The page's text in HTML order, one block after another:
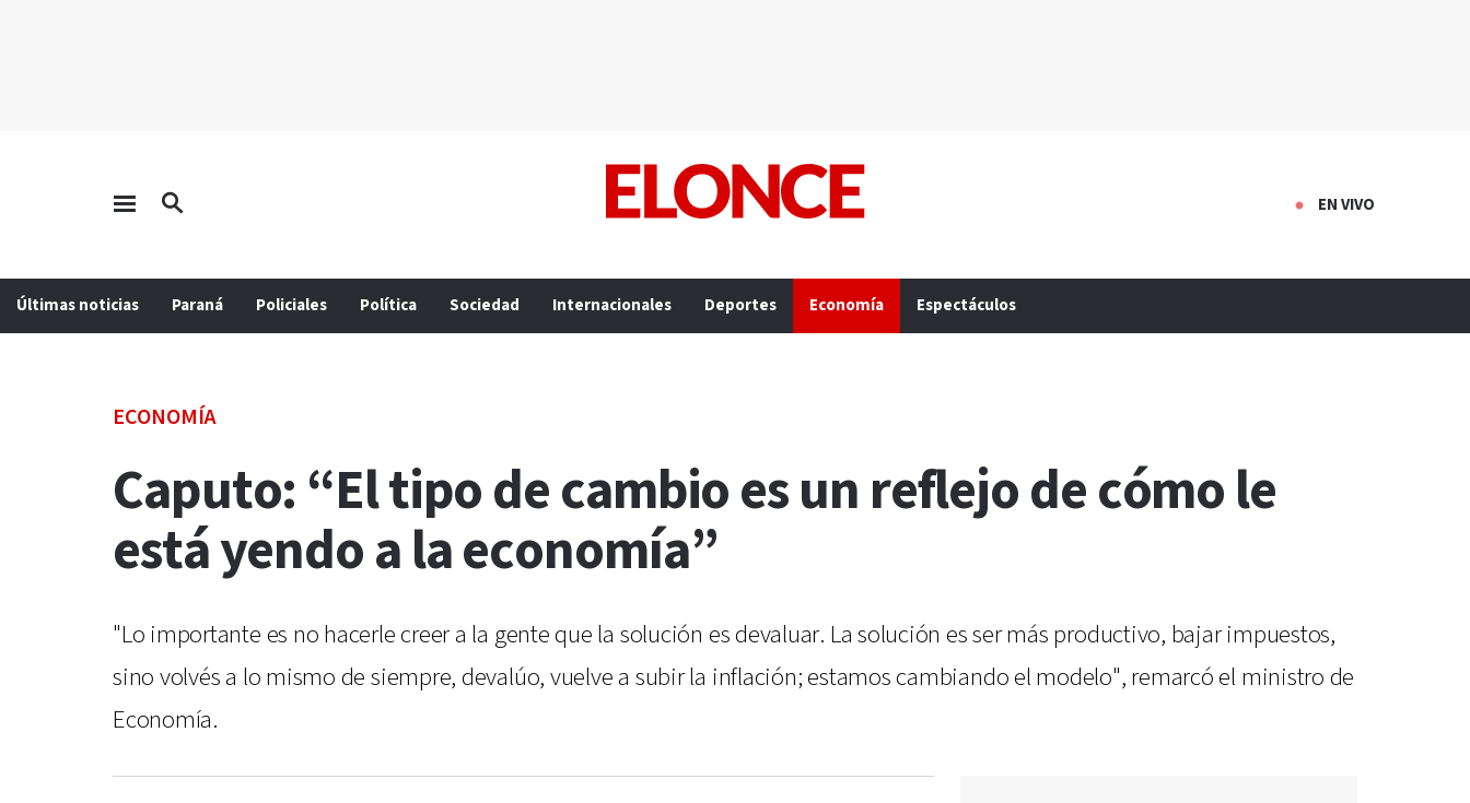
EN VIVO
Últimas noticias Paraná Policiales Política Sociedad Internacionales Deportes Economía Espectáculos
ECONOMÍA
Caputo: “El tipo de cambio es un reflejo de cómo le
está yendo a la economía”
"Lo importante es no hacerle creer a la gente que la solución es devaluar. La solución es ser más productivo, bajar impuestos,
sino volvés a lo mismo de siempre, devalúo, vuelve a subir la inflación; estamos cambiando el modelo", remarcó el ministro de
Economía.